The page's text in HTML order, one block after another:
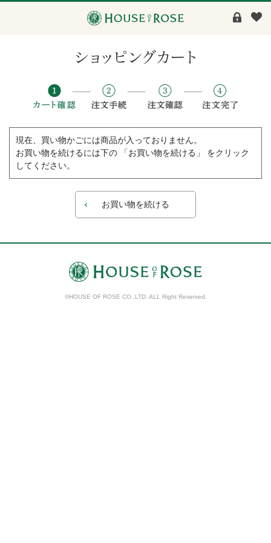
現在、買い物かごには商品が入っておりません。
お買い物を続けるには下の 「お買い物を続ける」 をクリック
してください。
お買い物を続ける
©HOUSE OF ROSE CO.,LTD. ALL Right Reserved.